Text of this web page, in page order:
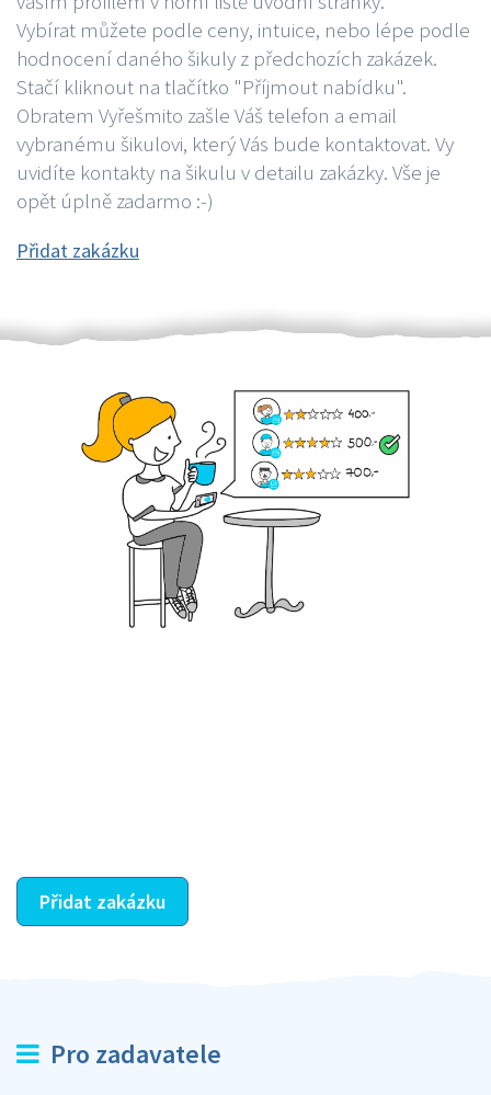
Vybírat můžete podle ceny, intuice, nebo lépe podle
hodnocení daného šikuly z předchozích zakázek.
Stačí kliknout na tlačítko "Příjmout nabídku".
Obratem Vyřešmito zašle Váš telefon a email
vybranému šikulovi, který Vás bude kontaktovat. Vy
uvidíte kontakty na šikulu v detailu zakázky. Vše je
opět úplně zadarmo :-)
Přidat zakázku
Přidat zakázku
Pro zadavatele